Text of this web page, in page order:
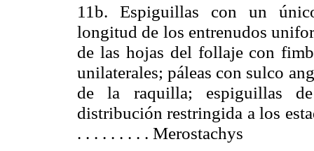
11b. Espiguillas con un
longitud de los entrenudos
de las hojas del follaje con
unilaterales; páleas con sulco
de la raquilla; espiguillas
distribución restringida a los
. . . . . . . . . Merostachys